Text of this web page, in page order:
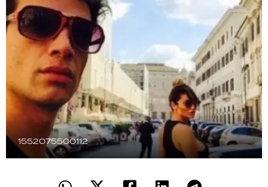
1552075500112
RECETAS
PALABRAS
HORÓSCOPO
Seguinos